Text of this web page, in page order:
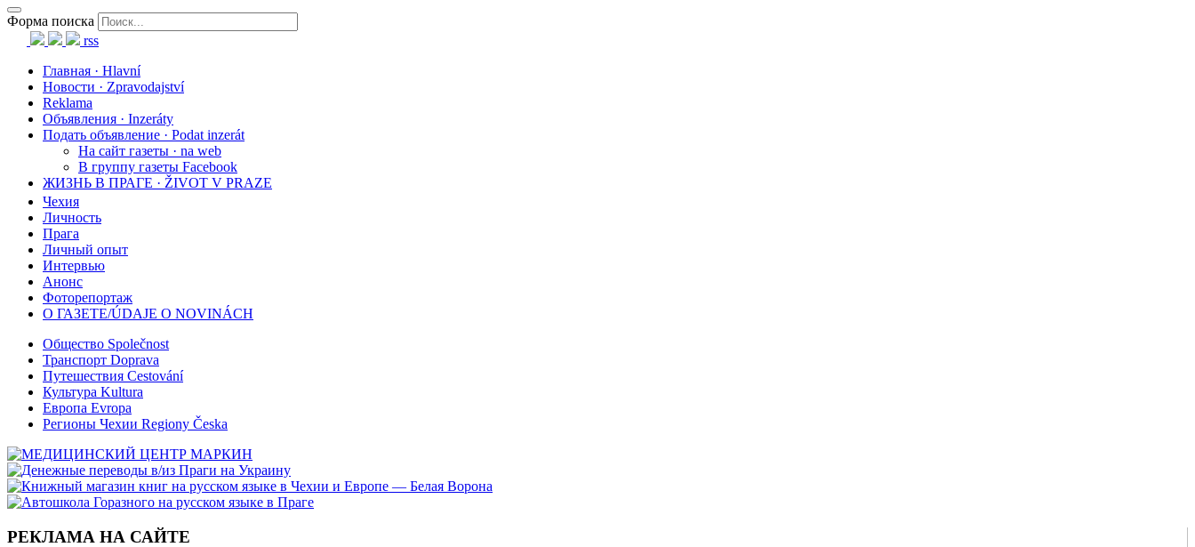
Форма поиска
rss
Главная · Hlavní
Новости · Zpravodajství
Reklama
Объявления · Inzeráty
Подать объявление · Podat inzerát
На сайт газеты · na web
В группу газеты Facebook
ЖИЗНЬ В ПРАГЕ · ŽIVOT V PRAZE
Чехия
Личность
Прага
Личный опыт
Интервью
Анонс
Фоторепортаж
О ГАЗЕТЕ/ÚDAJE O NOVINÁCH
Общество Společnost
Транспорт Doprava
Путешествия Cestování
Культура Kultura
Европа Evropa
Регионы Чехии Regiony Česka
РЕКЛАМА НА САЙТЕ